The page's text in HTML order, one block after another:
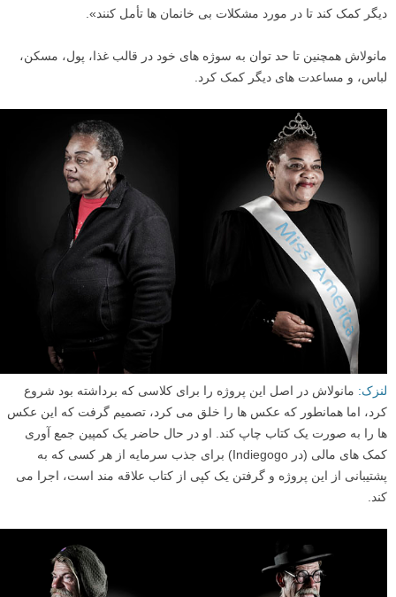
دیگر کمک کند تا در مورد مشکلات بی خانمان ها تأمل کنند».
مانولاش همچنین تا حد توان به سوژه های خود در قالب غذا، پول، مسکن،
لباس، و مساعدت های دیگر کمک کرد.
لنزک: مانولاش در اصل این پروژه را برای کلاسی که برداشته بود شروع
کرد، اما همانطور که عکس ها را خلق می کرد، تصمیم گرفت که این عکس
ها را به صورت یک کتاب چاپ کند. او در حال حاضر یک کمپین جمع آوری
کمک های مالی (در Indiegogo) برای جذب سرمایه از هر کسی که به
پشتیبانی از این پروژه و گرفتن یک کپی از کتاب علاقه مند است، اجرا می
کند.